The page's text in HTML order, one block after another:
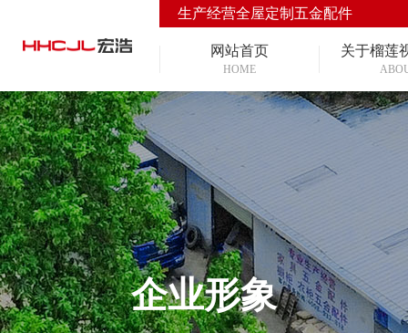
生产经营全屋定制五金配件
网站首页
HOME
关于榴莲
企业形象